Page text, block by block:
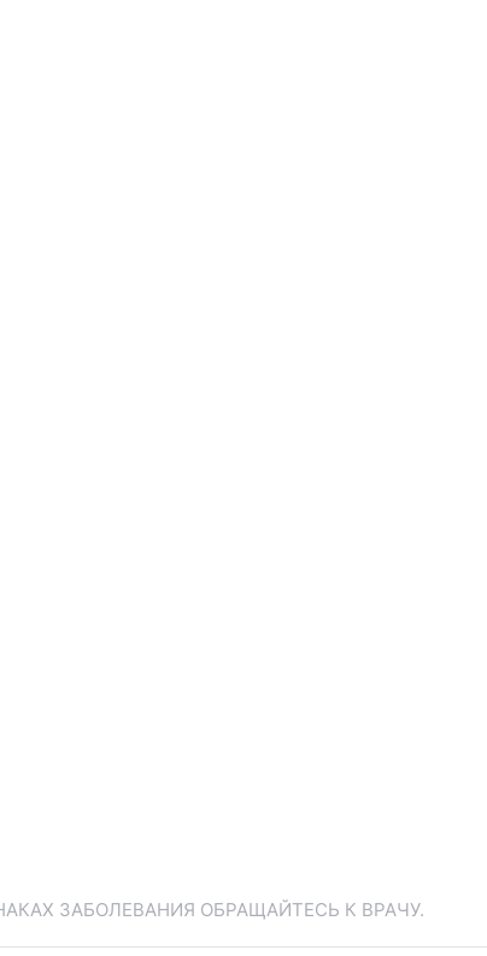
ЗАБОЛЕВАНИЯ ОБРАЩАЙТЕСЬ К ВРАЧУ.